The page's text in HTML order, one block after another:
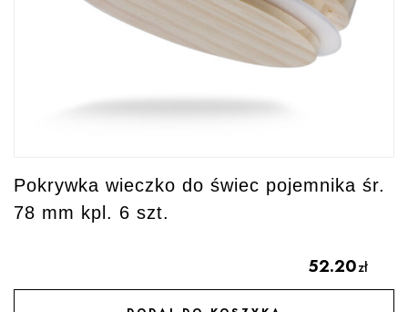
Pokrywka wieczko do świec pojemnika śr.
78 mm kpl. 6 szt.
52.20zł